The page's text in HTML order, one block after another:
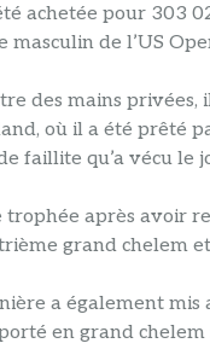
achetée pour 303
masculin de l’US
des mains
où il a été prêté
faillite qu’a vécu le
trophée après avoir
grand chelem
a également mis
en grand chelem